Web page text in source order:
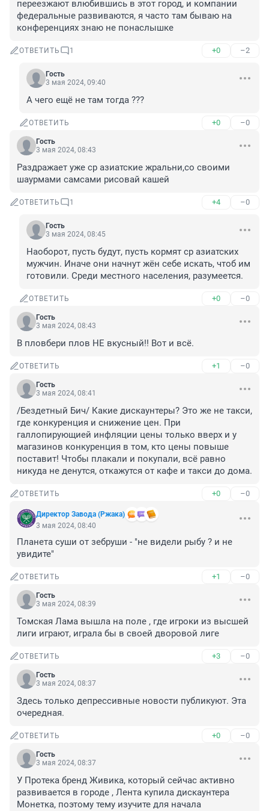
переезжают влюбившись в этот город, и компании
федеральные развиваются, я часто там бываю на
конференциях знаю не понаслышке
ОТВЕТИТЬ 1 +0 –2
Гость
3 мая 2024, 09:40
А чего ещё не там тогда ???
ОТВЕТИТЬ +0 –0
Гость
3 мая 2024, 08:43
Раздражает уже ср азиатские жральни,со своими
шаурмами самсами рисовай кашей
ОТВЕТИТЬ 1 +4 –0
Гость
3 мая 2024, 08:45
Наоборот, пусть будут, пусть кормят ср азиатских
мужчин. Иначе они начнут жён себе искать, чтоб им
готовили. Среди местного населения, разумеется.
ОТВЕТИТЬ +0 –0
Гость
3 мая 2024, 08:43
В пловбери плов НЕ вкусный!! Вот и всё.
ОТВЕТИТЬ +1 –0
Гость
3 мая 2024, 08:41
/Бездетный Бич/ Какие дискаунтеры? Это же не такси,
где конкуренция и снижение цен. При
галлопирующией инфляции цены только вверх и у
магазинов конкуренция в том, кто цены повыше
поставит! Чтобы плакали и покупали, всё равно
никуда не денутся, откажутся от кафе и такси до дома.
ОТВЕТИТЬ +0 –0
Директор Завода (Ржака)
3 мая 2024, 08:40
Планета суши от зебруши - "не видели рыбу ? и не
увидите"
ОТВЕТИТЬ +1 –0
Гость
3 мая 2024, 08:39
Томская Лама вышла на поле , где игроки из высшей
лиги играют, играла бы в своей дворовой лиге
ОТВЕТИТЬ +3 –0
Гость
3 мая 2024, 08:37
Здесь только депрессивные новости публикуют. Эта
очередная.
ОТВЕТИТЬ +0 –0
Гость
3 мая 2024, 08:37
У Протека бренд Живика, который сейчас активно
развивается в городе , Лента купила дискаунтера
Монетка, поэтому тему изучите для начала